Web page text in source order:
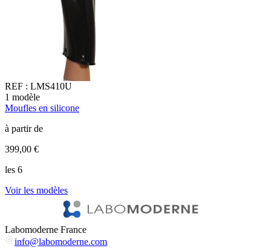
REF : LMS410U
1 modèle
Moufles en silicone
à partir de
399,00 €
les 6
Voir les modèles
Labomoderne France
info@labomoderne.com